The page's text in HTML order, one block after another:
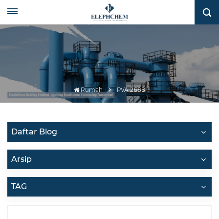
Rumah PVA 2688
Daftar Blog
Arsip
TAG